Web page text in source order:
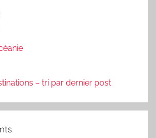
– tri par dernier post